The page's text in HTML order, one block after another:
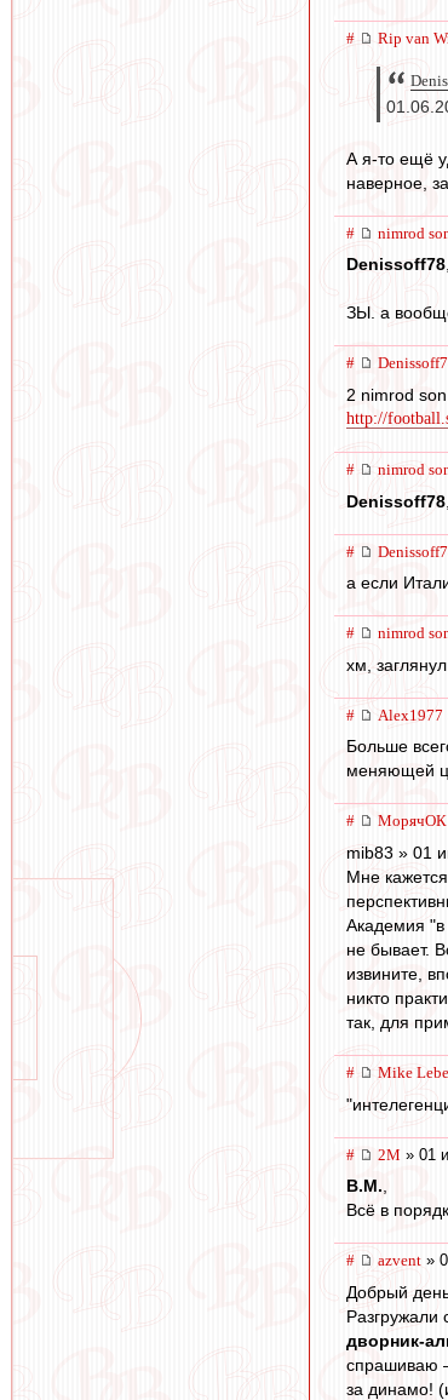
# Rip van
А я-то ещё
наверное,
# nimrod
Denissoff78
ЗЫ. а
#
2 nimrod son
http://
# nimrod
Denissoff78
#
а если
# nimrod
хм,
# Alex1977
Больше
меняющей
# МорячОК
mib83 » 01
Мне
Академия "в
не бывает.
извините,
никто
так, для
# Mike
# 2M » 01
В.М.,
Всё в
# azvent »
Добрый
Разгружали
дворник-
спрашиваю
за динамо!